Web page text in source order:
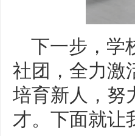
下一步，学
社团，全力激
培育新人，努
才。下面就让